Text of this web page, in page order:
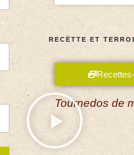
RECETTE ET
Tournedos de